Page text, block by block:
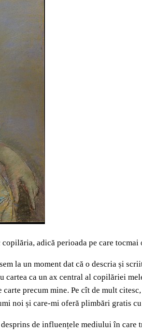
adică perioada pe care tocmai
la un moment dat că o descria și
ca un ax central al copilăriei
precum mine. Pe cît de mult
noi și care-mi oferă plimbări gratis cu
de influențele mediului în